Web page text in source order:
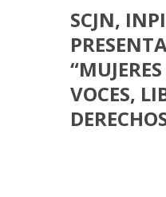
SCJN,
VOCES,